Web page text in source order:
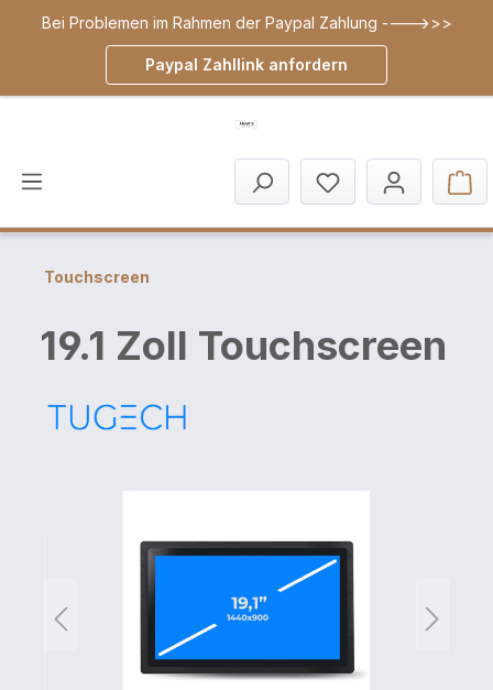
springen
Bei Problemen im Rahmen der Paypal Zahlung ---->>>
Paypal Zahllink anfordern
Touchscreen
19.1 Zoll Touchscreen